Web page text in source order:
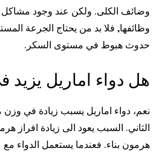
وضائف الكلى. ولكن عند وجود مشاكل
وظائفها, فلا بد من يحتاج الجرعة
حدوث هبوط في مستوى السكر.
هل دواء اماريل يزيد
نعم، دواء اماريل يسبب زيادة في
الثاني. السبب يعود الى زيادة افراز
هرمون بناء. فعندما يستعمل الدواء مع